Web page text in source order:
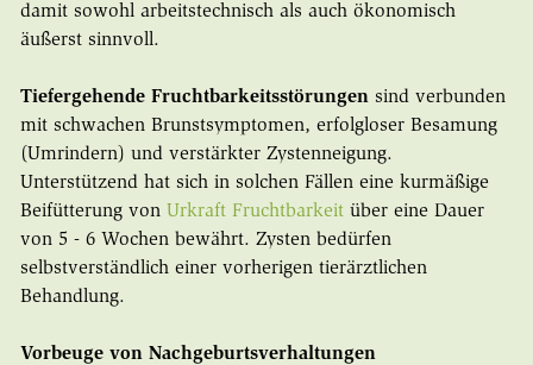
damit sowohl arbeitstechnisch als auch ökonomisch
äußerst sinnvoll.
Tiefergehende Fruchtbarkeitsstörungen sind verbunden
mit schwachen Brunstsymptomen, erfolgloser Besamung
(Umrindern) und verstärkter Zystenneigung.
Unterstützend hat sich in solchen Fällen eine kurmäßige
Beifütterung von Urkraft Fruchtbarkeitüber eine Dauer
von 5 - 6 Wochen bewährt. Zysten bedürfen
selbstverständlich einer vorherigen tierärztlichen
Behandlung.
Vorbeuge von Nachgeburtsverhaltungen